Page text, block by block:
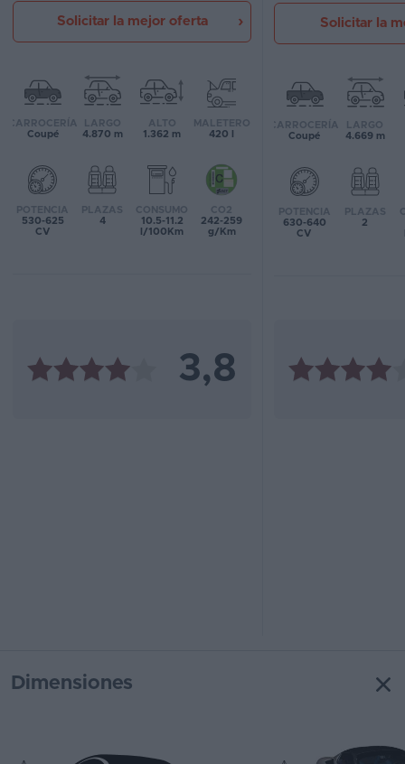
opiniones
de
compra
Comparador
Favoritos
Concesionarios
de
Solicitar la mejor oferta
CARROCERÍA
Coupé
LARGO
4.870 m
ALTO
1.362 m
MALETERO
420 l
POTENCIA
530-625
CV
PLAZAS
4
CONSUMO
10.5-11.2
l/100Km
CO2
242-259
g/Km
Solicitar la
CARROCERÍA
Coupé
LARGO
4.669 m
POTENCIA
630-640
CV
PLAZAS
2
3,8
Dimensiones